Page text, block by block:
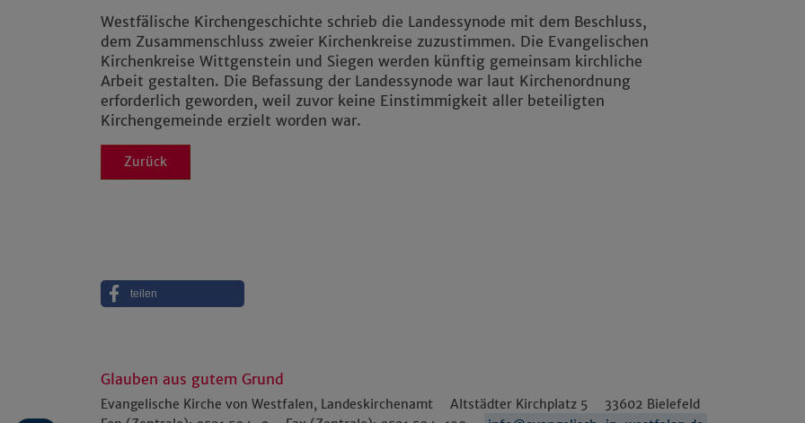
Westfälische Kirchengeschichte schrieb die Landessynode mit dem Beschluss,
dem Zusammenschluss zweier Kirchenkreise zuzustimmen. Die Evangelischen
Kirchenkreise Wittgenstein und Siegen werden künftig gemeinsam kirchliche
Arbeit gestalten. Die Befassung der Landessynode war laut Kirchenordnung
erforderlich geworden, weil zuvor keine Einstimmigkeit aller beteiligten
Kirchengemeinde erzielt worden war.
Zurück
teilen
Glauben aus gutem Grund
Evangelische Kirche von Westfalen, Landeskirchenamt Altstädter Kirchplatz 5 33602 Bielefeld